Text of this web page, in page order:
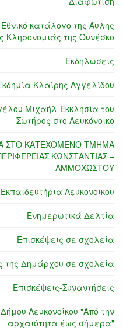
κατάλογο της Άυλης
Κληρονομιάς της Ουνέσκο
Εκδηλώσεις
Κλαίρης Αγγελίδου
Μιχαήλ-Εκκλησία του
Σωτήρος στο Λευκόνοικο
ΣΤΟ ΚΑΤΕΧΟΜΕΝΟ ΤΜΗΜΑ
ΚΩΝΣΤΑΝΤΙΑΣ –
ΑΜΜΟΧΩΣΤΟΥ
Εκπαιδευτήρια Λευκονοίκου
Ενημερωτικά Δελτία
Επισκέψεις σε σχολεία
της Δημάρχου σε σχολεία
Επισκέψεις-Συναντήσεις
Λευκονοίκου "Από την
αρχαιότητα έως σήμερα"